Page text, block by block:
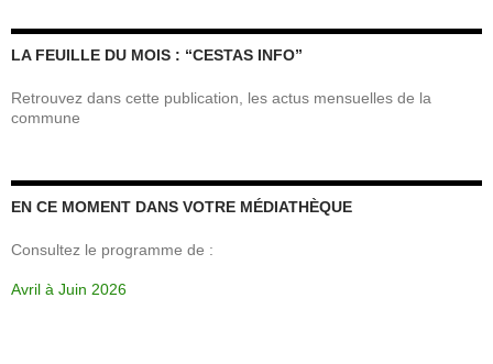
LA FEUILLE DU MOIS : “CESTAS INFO”
Retrouvez dans cette publication, les actus mensuelles de la
commune
EN CE MOMENT DANS VOTRE MÉDIATHÈQUE
Consultez le programme de :
Avril à Juin 2026